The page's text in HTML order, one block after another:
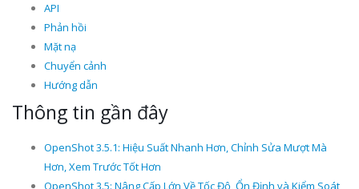
API
Phản hồi
Mặt nạ
Chuyển cảnh
Hướng dẫn
Thông tin gần đây
OpenShot 3.5.1: Hiệu Suất Nhanh Hơn, Chỉnh Sửa Mượt Mà
Hơn, Xem Trước Tốt Hơn
OpenShot 3.5: Nâng Cấp Lớn Về Tốc Độ, Ổn Định và Kiểm Soát